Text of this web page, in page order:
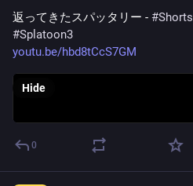
返ってきたスパッタリー - #Shorts
#Splatoon3
youtu.be/hbd8tCcS7GM
Hide
0